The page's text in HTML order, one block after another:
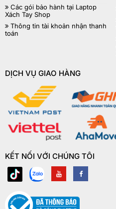
Các gói bảo hành tại Laptop
Xách Tay Shop
Thông tin tài khoản nhận thanh
toán
DỊCH VỤ GIAO HÀNG
KẾT NỐI VỚI CHÚNG TÔI